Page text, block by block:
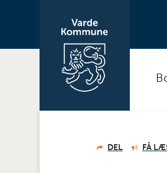
DEL FÅ